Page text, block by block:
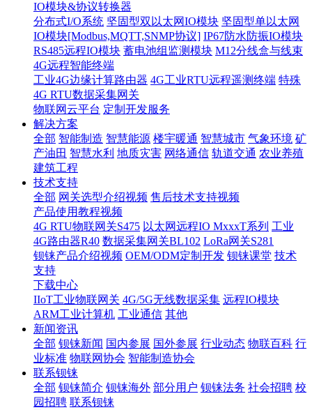
IO模块&协议转换器
分布式I/O系统 坚固型双以太网IO模块 坚固型单以太网
IO模块[Modbus,MQTT,SNMP协议] IP67防水防振IO模块
RS485远程IO模块 蓄电池组监测模块 M12分线盒与线束
4G远程智能终端
工业4G边缘计算路由器 4G工业RTU远程遥测终端 特殊
4G RTU数据采集网关
物联网云平台 定制开发服务
解决方案
全部 智能制造 智慧能源 楼宇暖通 智慧城市 气象环境 矿
产油田 智慧水利 地质灾害 网络通信 轨道交通 农业养殖
建筑工程
技术支持
全部 网关选型介绍视频 售后技术支持视频
产品使用教程视频
4G RTU物联网关S475 以太网远程IO MxxxT系列 工业
4G路由器R40 数据采集网关BL102 LoRa网关S281
钡铼产品介绍视频 OEM/ODM定制开发 钡铼课堂 技术
支持
下载中心
IIoT工业物联网关 4G/5G无线数据采集 远程IO模块
ARM工业计算机 工业通信 其他
新闻资讯
全部 钡铼新闻 国内参展 国外参展 行业动态 物联百科 行
业标准 物联网协会 智能制造协会
联系钡铼
全部 钡铼简介 钡铼海外 部分用户 钡铼法务 社会招聘 校
园招聘 联系钡铼